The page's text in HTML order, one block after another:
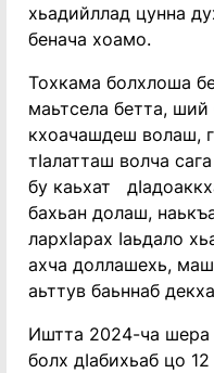
хьадийллад цунна
бенача хоамо.
Тохкама болхлоша
маьтсела бетта,
кхоачашдеш волаш,
тIалатташ волча
бу каьхат
бахьан долаш,
лархIарах Iаьдало
ахча доллашехь,
аьттув баьннаб
Иштта 2024-ча шера
болх дIабихьаб цо